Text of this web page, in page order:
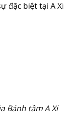
đặc biệt tại A Xi
Bánh tầm A Xi